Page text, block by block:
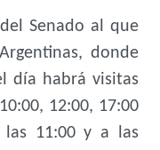
Senado al que
donde
día habrá visitas
12:00, 17:00
11:00 y a las